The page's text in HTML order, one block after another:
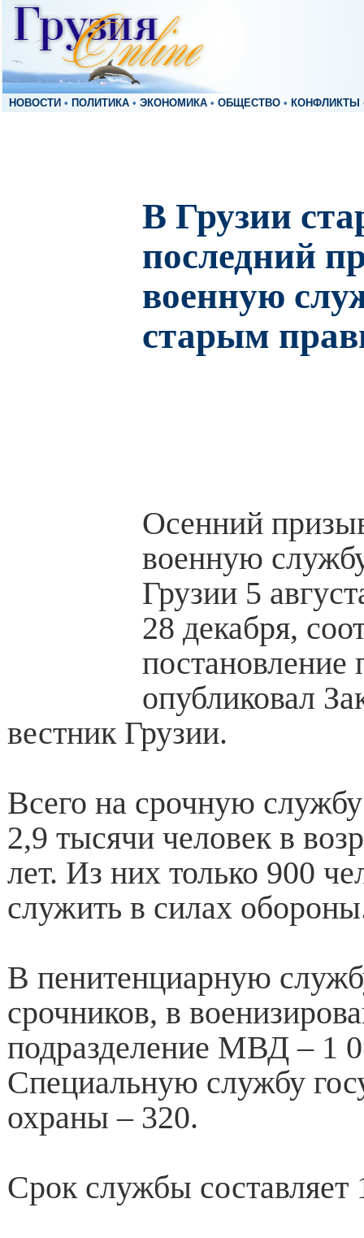
НОВОСТИ • ПОЛИТИКА • ЭКОНОМИКА • ОБЩЕСТВО • КОНФЛИКТЫ
В Грузии
последний
военную
старым
Осенний
военную
Грузии 5
28 декабря,
постановление
опубликовал
вестник Грузии.
Всего на срочную
2,9 тысячи человек в
лет. Из них только 900
служить в силах
В пенитенциарную
срочников, в
подразделение МВД – 1
Специальную службу
охраны – 320.
Срок службы составляет